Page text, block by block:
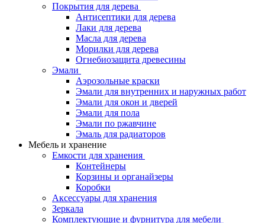
Покрытия для дерева
Антисептики для дерева
Лаки для дерева
Масла для дерева
Морилки для дерева
Огнебиозащита древесины
Эмали
Аэрозольные краски
Эмали для внутренних и наружных работ
Эмали для окон и дверей
Эмали для пола
Эмали по ржавчине
Эмаль для радиаторов
Мебель и хранение
Емкости для хранения
Контейнеры
Корзины и органайзеры
Коробки
Аксессуары для хранения
Зеркала
Комплектующие и фурнитура для мебели